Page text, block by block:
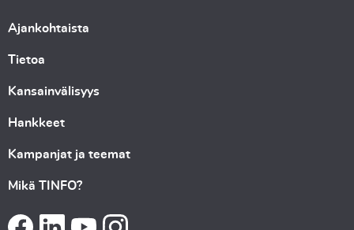
Ajankohtaista
Tietoa
Kansainvälisyys
Hankkeet
Kampanjat ja teemat
Mikä TINFO?